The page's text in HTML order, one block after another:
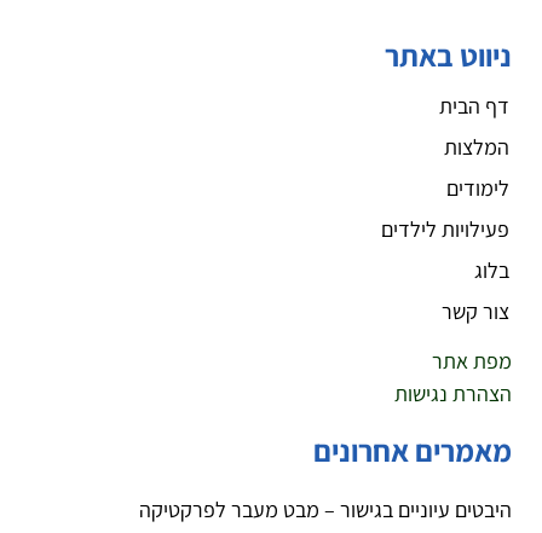
ניווט באתר
דף הבית
המלצות
לימודים
פעילויות לילדים
בלוג
צור קשר
מפת אתר
הצהרת נגישות
מאמרים אחרונים
היבטים עיוניים בגישור – מבט מעבר לפרקטיקה